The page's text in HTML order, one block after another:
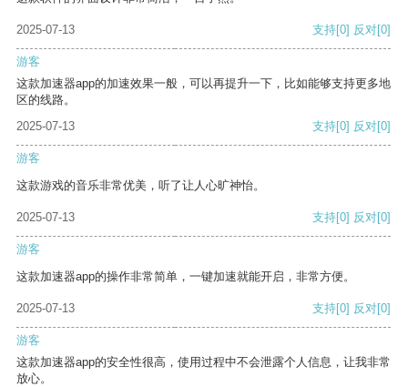
2025-07-13 支持[0] 反对[0]
游客
这款加速器app的加速效果一般，可以再提升一下，比如能够支持更多地
区的线路。
2025-07-13
支持[0] 反对[0]
游客
这款游戏的音乐非常优美，听了让人心旷神怡。
2025-07-13 支持[0] 反对[0]
游客
这款加速器app的操作非常简单，一键加速就能开启，非常方便。
2025-07-13 支持[0] 反对[0]
游客
这款加速器app的安全性很高，使用过程中不会泄露个人信息，让我非常
放心。